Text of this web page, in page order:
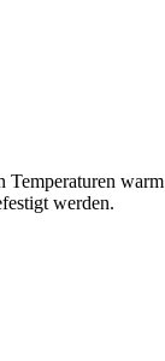
werden.